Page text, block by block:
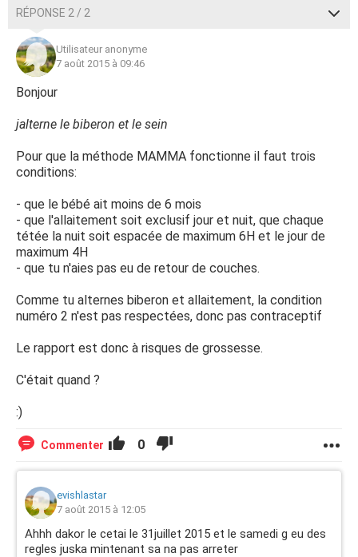
RÉPONSE 2 / 2
Utilisateur anonyme
7 août 2015 à 09:46
Bonjour
jalterne le biberon et le sein
Pour que la méthode MAMMA fonctionne il faut trois
conditions:
- que le bébé ait moins de 6 mois
- que l'allaitement soit exclusif jour et nuit, que chaque
tétée la nuit soit espacée de maximum 6H et le jour de
maximum 4H
- que tu n'aies pas eu de retour de couches.
Comme tu alternes biberon et allaitement, la condition
numéro 2 n'est pas respectées, donc pas contraceptif
Le rapport est donc à risques de grossesse.
C'était quand ?
:)
Commenter 0
evishlastar
7 août 2015 à 12:05
Ahhh dakor le cetai le 31juillet 2015 et le samedi g eu des
regles juska mintenant sa na pas arreter